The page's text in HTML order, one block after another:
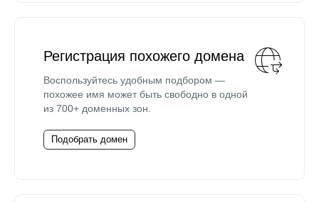
Регистрация похожего домена
Воспользуйтесь удобным подбором —
похожее имя может быть свободно в одной
из 700+ доменных зон.
Подобрать домен